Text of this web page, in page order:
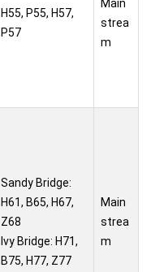
H55, P55, H57,
P57
Main
strea
m
Sandy Bridge:
H61, B65, H67,
Z68
Ivy Bridge: H71,
B75, H77, Z77
Main
strea
m